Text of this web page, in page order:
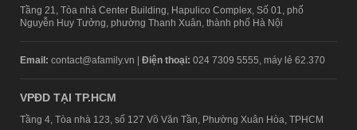
Tầng 21, Tòa nhà Center Building, Hapulico Complex, Số 01, phố
Nguyễn Huy Tưởng, phường Thanh Xuân, thành phố Hà Nội
Email: contact@afamily.vn | Điện thoại: 024 7309 5555, máy lẻ 62.370
VPĐD TẠI TP.HCM
Tầng 4, Tòa nhà 123, số 127 Võ Văn Tần, Phường Xuân Hòa, TPHCM